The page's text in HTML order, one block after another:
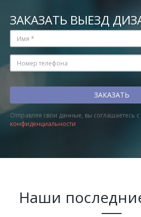
ЗАКАЗАТЬ ВЫЕЗД
Отправляя свои данные, вы соглашаетесь с
конфиденциальности
Наши